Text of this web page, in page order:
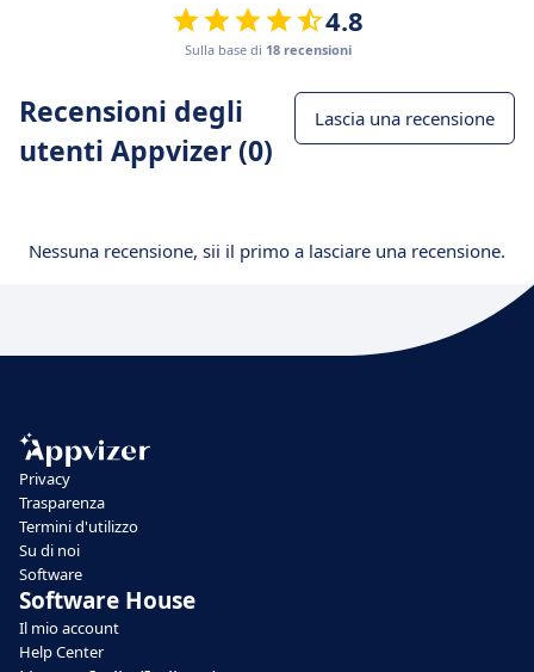
4.8
Sulla base di 18 recensioni
Recensioni degli
utenti Appvizer (0)
Lascia una recensione
Nessuna recensione, sii il primo a lasciare una recensione.
Privacy
Trasparenza
Termini d'utilizzo
Su di noi
Software
Software House
Il mio account
Help Center